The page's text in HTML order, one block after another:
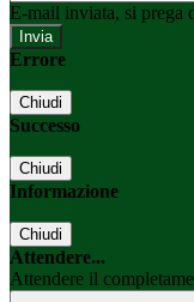
E-mail inviata, si prega
Errore
Chiudi
Successo
Chiudi
Informazione
Chiudi
Attendere...
Attendere il